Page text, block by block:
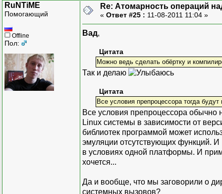
RuNTiME
Помогающий
Offline
Пол:
Re: Атомарность операций
« Ответ #25 : 11-08-2011 11:04 »
Вад,
Цитата
Можно ведь сделать обёртку и
Так и делаю
Цитата
Все условия препроцессора тогда
Все условия препроцессора обычно
Linux системы в зависимости от
библиотек программой может
эмуляции отсутствующих функций. И
в условиях одной платформы. И
хочется...
Да и вообще, что мы заговорили о
системных вызовов?